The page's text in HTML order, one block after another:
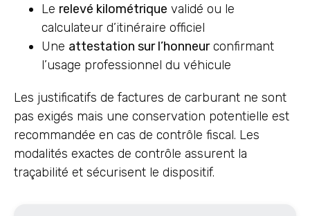
Le relevé kilométrique validé ou le
calculateur d’itinéraire officiel
Une attestation sur l’honneurconfirmant
l’usage professionnel du véhicule
Les justificatifs de factures de carburant ne sont
pas exigés mais une conservation potentielle est
recommandée en cas de contrôle fiscal. Les
modalités exactes de contrôle assurent la
traçabilité et sécurisent le dispositif.